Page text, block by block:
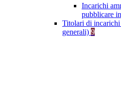
Incarichi
pubblicare
Titolari di
generali) 9